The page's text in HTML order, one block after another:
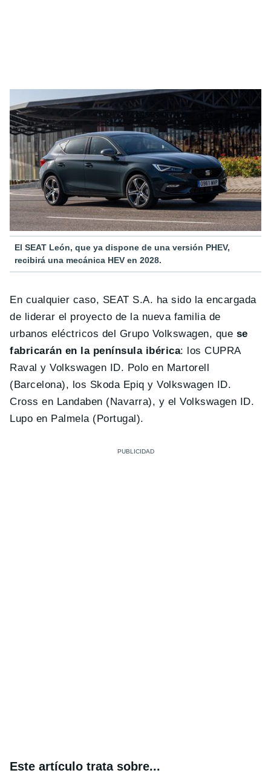
El SEAT León, que ya dispone de una versión PHEV,
recibirá una mecánica HEV en 2028.
En cualquier caso, SEAT S.A. ha sido la encargada
de liderar el proyecto de la nueva familia de
urbanos eléctricos del Grupo Volkswagen, que se
fabricarán en la península ibérica: los CUPRA
Raval y Volkswagen ID. Polo en Martorell
(Barcelona), los Skoda Epiq y Volkswagen ID.
Cross en Landaben (Navarra), y el Volkswagen ID.
Lupo en Palmela (Portugal).
Este artículo trata sobre...